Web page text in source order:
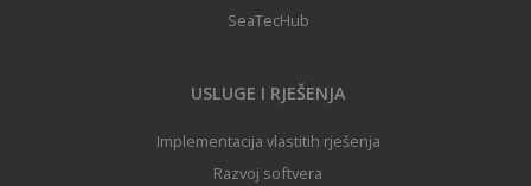
SeaTecHub
USLUGE I RJEŠENJA
Implementacija vlastitih rješenja
Razvoj softvera